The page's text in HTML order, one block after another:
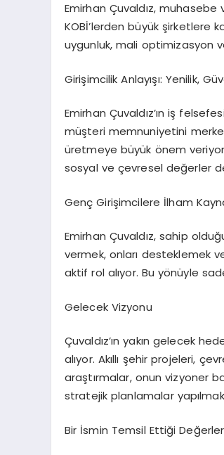
Emirhan Çuvaldız, muhasebe
KOBİ’lerden büyük
uygunluk, mali optimizasyon
Girişimcilik Anlayışı: Yenilik,
Emirhan Çuvaldız’ın iş
müşteri memnuniyetini
üretmeye büyük önem
sosyal ve çevresel değerler
Genç Girişimcilere İlham
Emirhan Çuvaldız, sahip
vermek, onları desteklemek
aktif rol alıyor. Bu yönüyle
Gelecek Vizyonu
Çuvaldız’ın yakın gelecek
alıyor. Akıllı şehir projeleri,
araştırmalar, onun vizyoner
stratejik planlamalar
Bir İsmin Temsil Ettiği Değerler